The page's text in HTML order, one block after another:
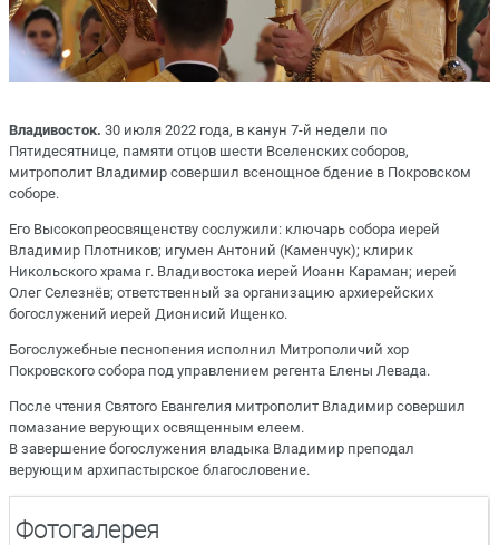
Владивосток. 30 июля 2022 года, в канун 7-й недели по
Пятидесятнице, памяти отцов шести Вселенских соборов,
митрополит Владимир совершил всенощное бдение в Покровском
соборе.
Его Высокопреосвященству сослужили: ключарь собора иерей
Владимир Плотников; игумен Антоний (Каменчук); клирик
Никольского храма г. Владивостока иерей Иоанн Караман; иерей
Олег Селезнёв; ответственный за организацию архиерейских
богослужений иерей Дионисий Ищенко.
Богослужебные песнопения исполнил Митрополичий хор
Покровского собора под управлением регента Елены Левада.
После чтения Святого Евангелия митрополит Владимир совершил
помазание верующих освященным елеем.
В завершение богослужения владыка Владимир преподал
верующим архипастырское благословение.
Фотогалерея